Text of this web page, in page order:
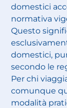
domestici
normativa
Questo
domestici,
secondo le
Per chi
comunque
modalità